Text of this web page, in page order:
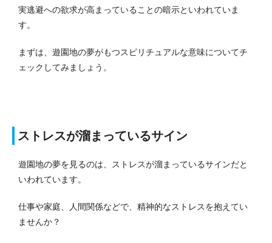
実逃避への欲求が高まっていることの暗示といわれていま
す。
まずは、遊園地の夢がもつスピリチュアルな意味についてチ
ェックしてみましょう。
ストレスが溜まっているサイン
遊園地の夢を見るのは、ストレスが溜まっているサインだと
いわれています。
仕事や家庭、人間関係などで、精神的なストレスを抱えてい
ませんか？